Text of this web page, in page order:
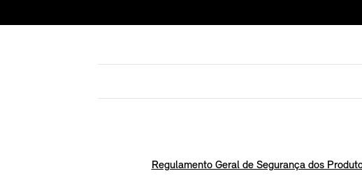
Regulamento Geral de Segurança dos